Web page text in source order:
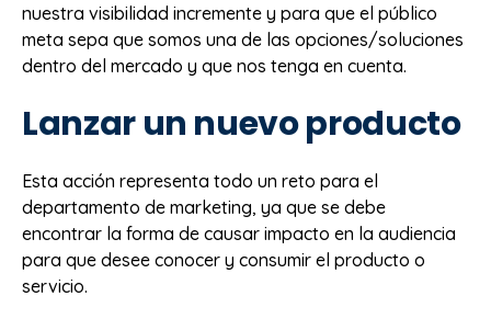
nuestra visibilidad incremente y para que el público
meta sepa que somos una de las opciones/soluciones
dentro del mercado y que nos tenga en cuenta.
Lanzar un nuevo producto
Esta acción representa todo un reto para el
departamento de marketing, ya que se debe
encontrar la forma de causar impacto en la audiencia
para que desee conocer y consumir el producto o
servicio.